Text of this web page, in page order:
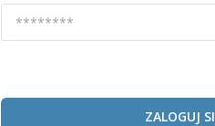
ZALOGUJ